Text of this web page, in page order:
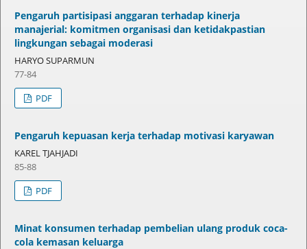
Pengaruh partisipasi anggaran terhadap kinerja
manajerial: komitmen organisasi dan ketidakpastian
lingkungan sebagai moderasi
HARYO SUPARMUN
77-84
PDF
Pengaruh kepuasan kerja terhadap motivasi karyawan
KAREL TJAHJADI
85-88
PDF
Minat konsumen terhadap pembelian ulang produk coca-
cola kemasan keluarga